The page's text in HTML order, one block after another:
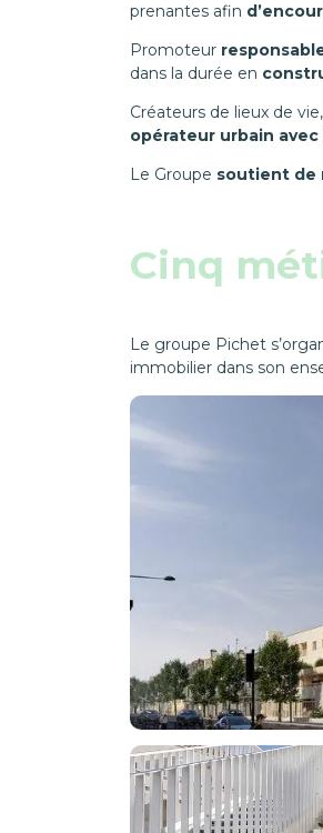
prenantes afin
Promoteur
dans la durée en
Créateurs de lieux de
opérateur urbain avec
Le Groupe soutient de
Cinq
Le groupe Pichet
immobilier dans son